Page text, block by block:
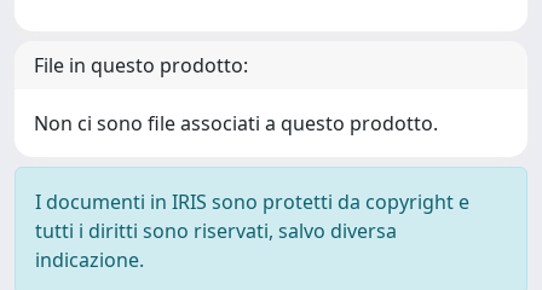
File in questo prodotto:
Non ci sono file associati a questo prodotto.
I documenti in IRIS sono protetti da copyright e
tutti i diritti sono riservati, salvo diversa
indicazione.